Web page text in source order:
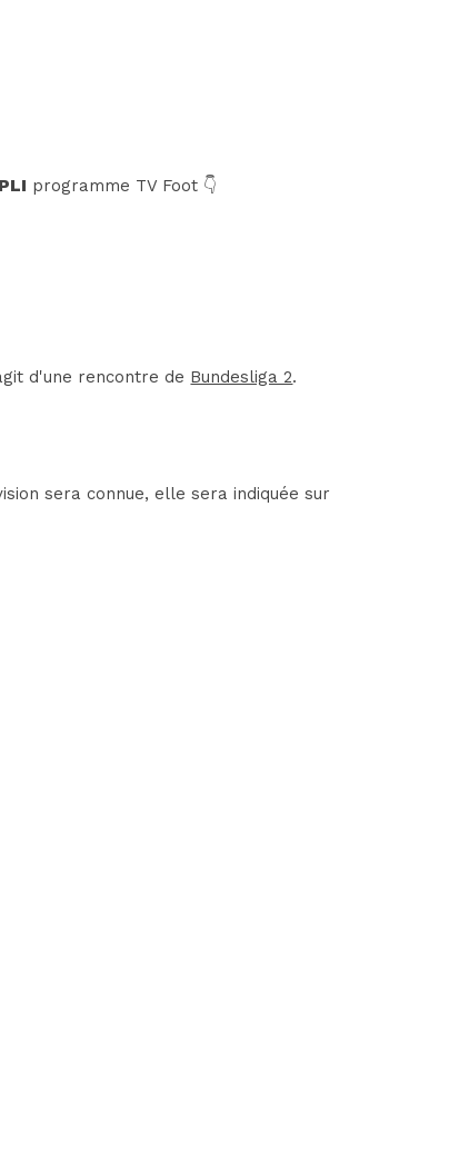
programme TV Foot 👇
d'une rencontre de Bundesliga 2.
sera connue, elle sera indiquée sur